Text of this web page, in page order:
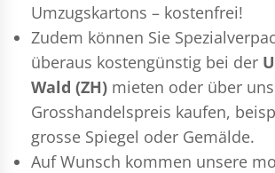
Umzugskartons – kostenfrei!
Zudem können Sie
überaus kostengünstig bei der
Wald (ZH) mieten oder über
Grosshandelspreis kaufen,
grosse Spiegel oder Gemälde.
Auf Wunsch kommen unsere